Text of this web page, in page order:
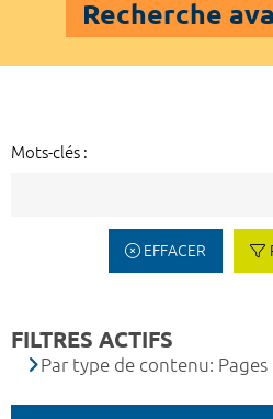
Recherche
Mots-clés :
EFFACER
FILTRES ACTIFS
Par type de contenu: Pages